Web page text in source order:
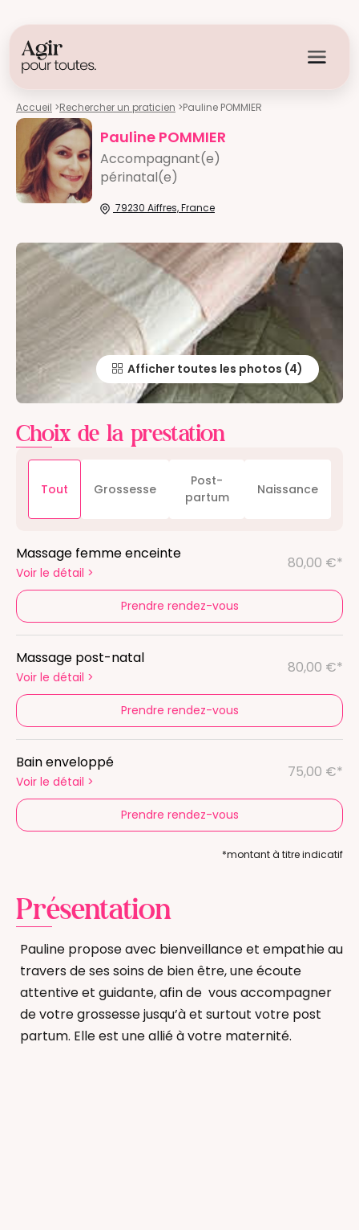
Accueil >Rechercher un praticien >Pauline POMMIER
Pauline POMMIER
Accompagnant(e)
périnatal(e)
79230 Aiffres, France
Afficher toutes les photos
Choix de la prestation
Tout Grossesse
Post-
partum
Naissance
Massage femme enceinte
Voir le détail >
80,00 €*
Prendre rendez-vous
Massage post-natal
Voir le détail >
80,00 €*
Prendre rendez-vous
Bain enveloppé
Voir le détail >
75,00 €*
Prendre rendez-vous
*montant à titre indicatif
Présentation
Pauline propose avec bienveillance et empathie au
travers de ses soins de bien être, une écoute
attentive et guidante, afin de vous accompagner
de votre grossesse jusqu’à et surtout votre post
partum. Elle est une allié à votre maternité.